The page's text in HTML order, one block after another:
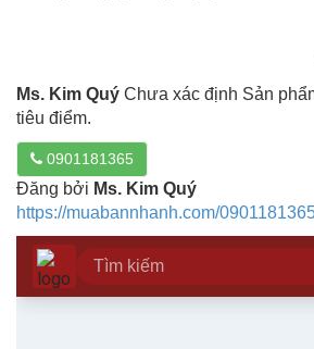
Ms. Kim Quý Chưa xác định Sản
tiêu điểm.
0901181365
Đăng bởi Ms. Kim Quý
https://muabannhanh.com/